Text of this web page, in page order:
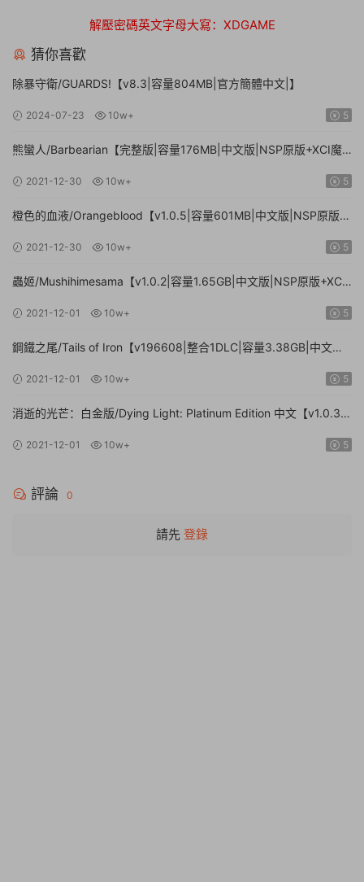
解壓密碼英文字母大寫：XDGAME
猜你喜歡
除暴守衛/GUARDS!【v8.3|容量804MB|官方簡體中文|】
2024-07-23 10w+ 5
熊蠻人/Barbearian【完整版|容量176MB|中文版|NSP原版+XCI魔
2021-12-30 10w+ 5
橙色的血液/Orangeblood【v1.0.5|容量601MB|中文版|NSP原版
2021-12-30 10w+ 5
蟲姬/Mushihimesama【v1.0.2|容量1.65GB|中文版|NSP原版+XCI
2021-12-01 10w+ 5
鋼鐵之尾/Tails of Iron【v196608|整合1DLC|容量3.38GB|中文
2021-12-01 10w+ 5
消逝的光芒：白金版/Dying Light: Platinum Edition 中文【v1.0.3|
2021-12-01 10w+ 5
評論 0
請先 登錄